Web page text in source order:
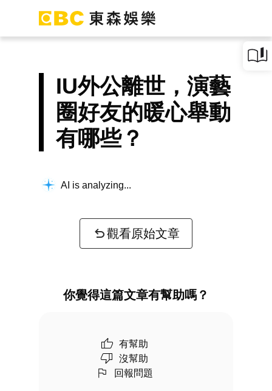
IU外公離世，演藝
圈好友的暖心舉動
有哪些？
AI is analyzing...
觀看原始文章
你覺得這篇文章有幫助嗎？
有幫助
沒幫助
回報問題